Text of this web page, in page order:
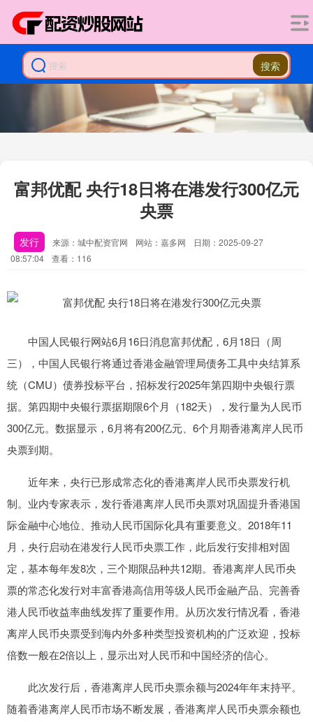
搜索
富邦优配 央行18日将在港发行300亿元
央票
发行 来源：城中配资官网 网站：嘉多网
日期：2025-09-27
08:57:04
查看：116
中国人民银行网站6月16日消息富邦优配，6月18日（周
三），中国人民银行将通过香港金融管理局债务工具中央结算系
统（CMU）债券投标平台，招标发行2025年第四期中央银行票
据。第四期中央银行票据期限6个月（182天），发行量为人民币
300亿元。数据显示，6月将有200亿元、6个月期香港离岸人民币
央票到期。
近年来，央行已形成常态化的香港离岸人民币央票发行机
制。业内专家表示，发行香港离岸人民币央票对巩固提升香港国
际金融中心地位、推动人民币国际化具有重要意义。2018年11
月，央行启动在港发行人民币央票工作，此后发行安排相对固
定，基本每年发8次，三个期限品种共12期。香港离岸人民币央
票的常态化发行对丰富香港高信用等级人民币金融产品、完善香
港人民币收益率曲线发挥了重要作用。从历次发行情况看，香港
离岸人民币央票受到海内外多种类型投资机构的广泛欢迎，投标
倍数一般在2倍以上，显示出对人民币和中国经济的信心。
此次发行后，香港离岸人民币央票余额与2024年年末持平。
随着香港离岸人民币市场不断发展，香港离岸人民币央票余额也